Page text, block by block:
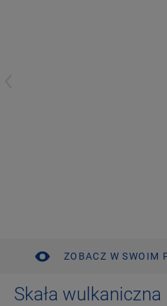
ZOBACZ W SWOIM
Skała wulkaniczna